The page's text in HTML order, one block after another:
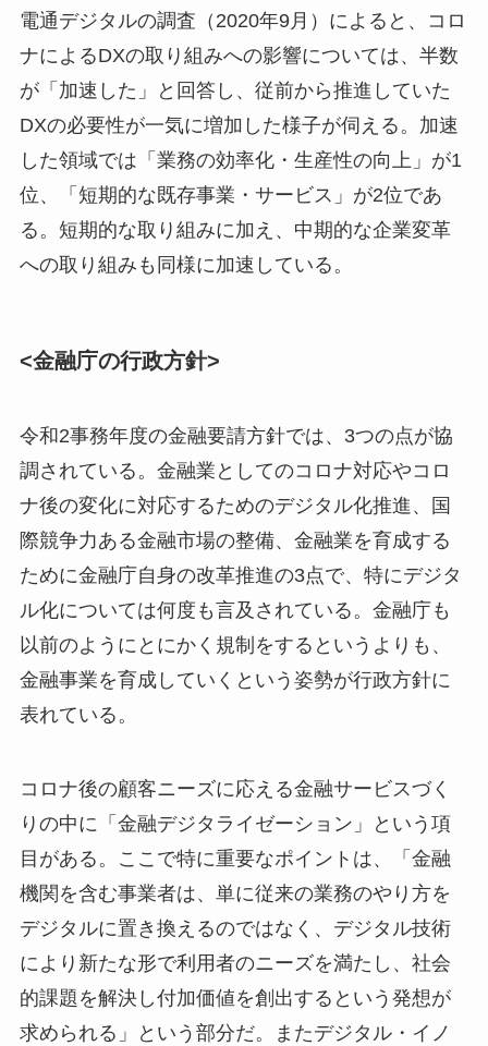
電通デジタルの調査（2020年9月）によると、コロ
ナによるDXの取り組みへの影響については、半数
が「加速した」と回答し、従前から推進していた
DXの必要性が一気に増加した様子が伺える。加速
した領域では「業務の効率化・生産性の向上」が1
位、「短期的な既存事業・サービス」が2位であ
る。短期的な取り組みに加え、中期的な企業変革
への取り組みも同様に加速している。
<金融庁の行政方針>
令和2事務年度の金融要請方針では、3つの点が協
調されている。金融業としてのコロナ対応やコロ
ナ後の変化に対応するためのデジタル化推進、国
際競争力ある金融市場の整備、金融業を育成する
ために金融庁自身の改革推進の3点で、特にデジタ
ル化については何度も言及されている。金融庁も
以前のようにとにかく規制をするというよりも、
金融事業を育成していくという姿勢が行政方針に
表れている。
コロナ後の顧客ニーズに応える金融サービスづく
りの中に「金融デジタライゼーション」という項
目がある。ここで特に重要なポイントは、「金融
機関を含む事業者は、単に従来の業務のやり方を
デジタルに置き換えるのではなく、デジタル技術
により新たな形で利用者のニーズを満たし、社会
的課題を解決し付加価値を創出するという発想が
求められる」という部分だ。またデジタル・イノ